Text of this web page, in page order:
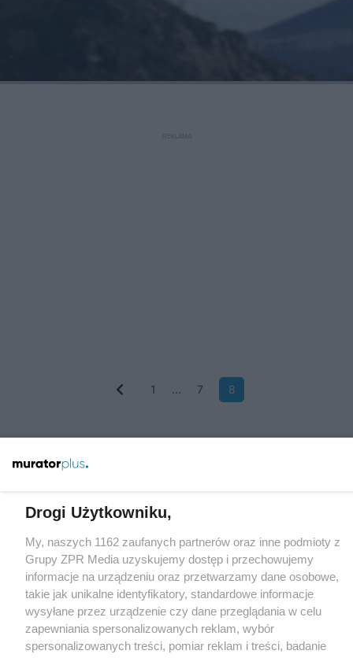
1 ... 7 8
(w tym także elektroniczny lub mechaniczny) na jakimkolwiek polu
eksploatacji w jakiejkolwiek formie, włącznie z umieszczaniem w
Internecie bez pisemnej zgody właściciela praw. Jakiekolwiek użycie
lub wykorzystanie utworów w całości lub w części z naruszeniem
prawa, tzn. bez właściwej zgody, jest zabronione pod groźbą kary i
może być ścigane prawnie.
Drogi Użytkowniku,
My, naszych 1162 zaufanych partnerów oraz inne podmioty z
Grupy ZPR Media uzyskujemy dostęp i przechowujemy
informacje na urządzeniu oraz przetwarzamy dane osobowe,
takie jak unikalne identyfikatory, standardowe informacje
wysyłane przez urządzenie czy dane przeglądania w celu
zapewniania spersonalizowanych reklam, wybór
spersonalizowanych treści, pomiar reklam i treści, badanie